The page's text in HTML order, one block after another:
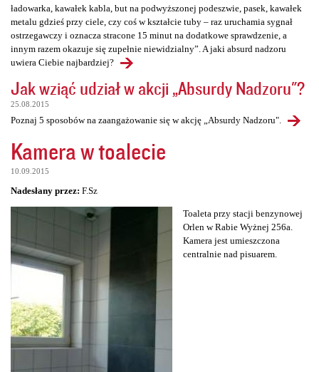
ładowarka, kawałek kabla, but na podwyższonej podeszwie, pasek, kawałek
metalu gdzieś przy ciele, czy coś w kształcie tuby – raz uruchamia sygnał
ostrzegawczy i oznacza stracone 15 minut na dodatkowe sprawdzenie, a
innym razem okazuje się zupełnie niewidzialny”. A jaki absurd nadzoru
uwiera Ciebie najbardziej?
Jak wziąć udział w akcji „Absurdy Nadzoru"?
25.08.2015
Poznaj 5 sposobów na zaangażowanie się w akcję „Absurdy Nadzoru".
Kamera w toalecie
10.09.2015
Nadesłany przez: F.Sz
Toaleta przy stacji benzynowej
Orlen w Rabie Wyżnej 256a.
Kamera jest umieszczona
centralnie nad pisuarem.